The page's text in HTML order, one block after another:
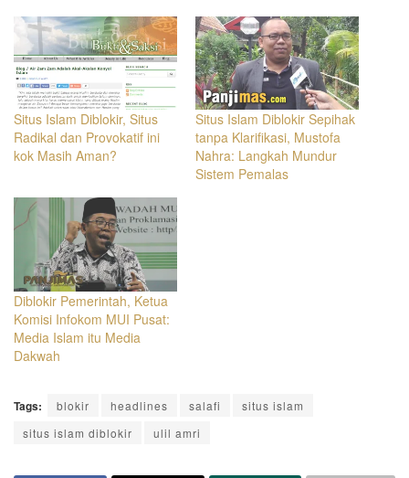
Situs Islam Diblokir, Situs
Radikal dan Provokatif ini
kok Masih Aman?
Situs Islam Diblokir Sepihak
tanpa Klarifikasi, Mustofa
Nahra: Langkah Mundur
Sistem Pemalas
Diblokir Pemerintah, Ketua
Komisi Infokom MUI Pusat:
Media Islam itu Media
Dakwah
Tags: blokir headlines salafi
situs islam
situs islam diblokir
ulil amri